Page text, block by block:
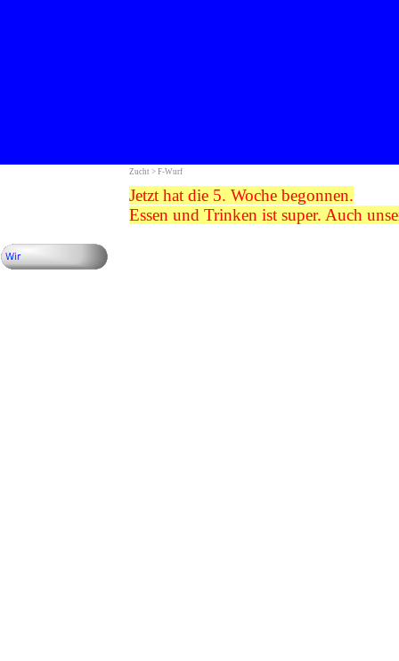
Zucht > F-Wurf
Jetzt hat die 5. Woche begonnen.
Essen und Trinken ist super. Auch